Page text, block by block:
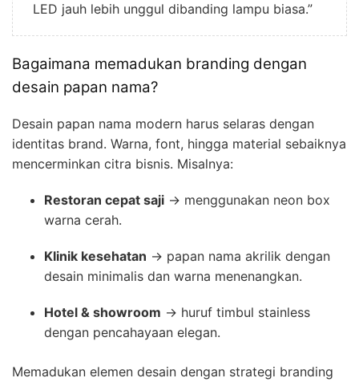
LED jauh lebih unggul dibanding lampu biasa.”
Bagaimana memadukan branding dengan
desain papan nama?
Desain papan nama modern harus selaras dengan
identitas brand. Warna, font, hingga material sebaiknya
mencerminkan citra bisnis. Misalnya:
Restoran cepat saji → menggunakan neon box
warna cerah.
Klinik kesehatan → papan nama akrilik dengan
desain minimalis dan warna menenangkan.
Hotel & showroom → huruf timbul stainless
dengan pencahayaan elegan.
Memadukan elemen desain dengan strategi branding